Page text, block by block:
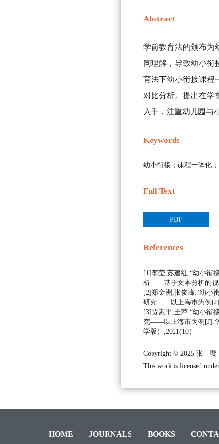
Abstract
学前教育法的颁布为
同理解，导致幼小衔
育法下幼小衔接课程
对比分析。提出在学
入手，注重幼儿园与
Keywords
幼小衔接；课程一体化
Full Text
PDF
References
[1]李莹,苏建红.“幼小衔
析——基于文本分析的视
[2]郑金洲,张俊峰.“幼小
研究——以上海市为例
[3]贾素平,王萍.“幼小衔
究——以上海市为例[J].
学版）,2021(10）
Copyright © 2025 张 璇
This work is licensed
HOME JOURNALS BOOKS